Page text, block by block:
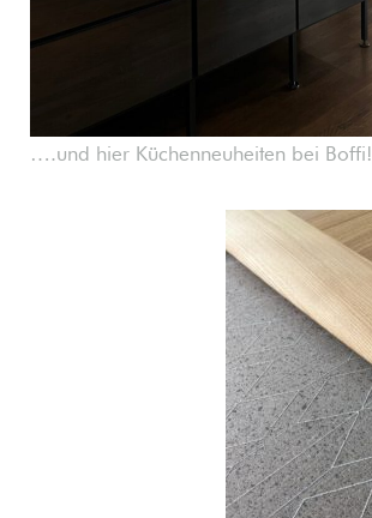
….und hier Küchenneuheiten bei Boffi!